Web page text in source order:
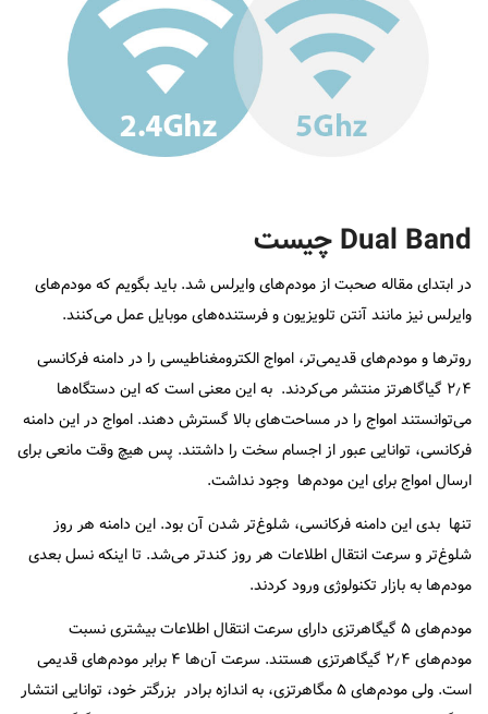
Dual Band چیست
در ابتدای مقاله صحبت از مودم‌های وایرلس شد. باید بگویم که مودم‌های
وایرلس نیز مانند آنتن تلویزیون و فرستنده‌های موبایل عمل می‌کنند.
روترها و مودم‌های قدیمی‌تر، امواج الکترومغناطیسی را در دامنه فرکانسی
۲٫۴ گیاگاهرتز منتشر می‌کردند. به این معنی است که این دستگاه‌ها
می‌توانستند امواج را در مساحت‌های بالا گسترش دهند. امواج در این دامنه
فرکانسی، توانایی عبور از اجسام سخت را داشتند. پس هیچ وقت مانعی برای
ارسال امواج برای این مودم‌ها وجود نداشت.
تنها بدی این دامنه فرکانسی، شلوغ‌تر شدن آن بود. این دامنه هر روز
شلوغ‌تر و سرعت انتقال اطلاعات هر روز کند‌تر می‌شد. تا اینکه نسل بعدی
مودم‌ها به بازار تکنولوژی ورود کردند.
مودم‌های ۵ گیگاهرتزی دارای سرعت انتقال اطلاعات بیشتری نسبت
مودم‌های ۲٫۴ گیگاهرتزی هستند. سرعت آن‌ها ۴ برابر مودم‌های قدیمی
است. ولی مودم‌های ۵ مگاهرتزی، به اندازه برادر بزرگتر خود، توانایی انتشار